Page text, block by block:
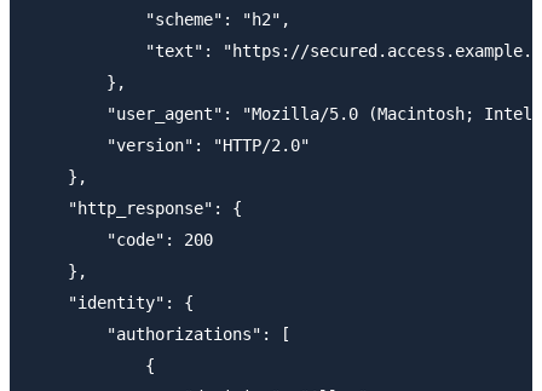
            "scheme": "h2",
"text": "https://
        },
"user_agent": "Mozilla/5.0 (Macintosh;
        "version": "HTTP/2.0"
    },
    "http_response": {
        "code": 200
    },
    "identity": {
        "authorizations": [
            {